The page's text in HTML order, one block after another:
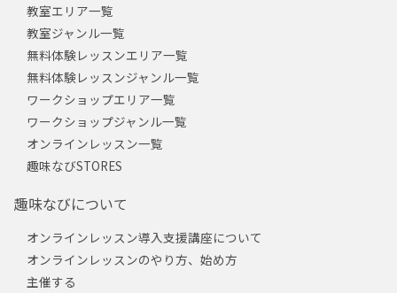
教室エリア一覧
教室ジャンル一覧
無料体験レッスンエリア一覧
無料体験レッスンジャンル一覧
ワークショップエリア一覧
ワークショップジャンル一覧
オンラインレッスン一覧
趣味なびSTORES
趣味なびについて
オンラインレッスン導入支援講座について
オンラインレッスンのやり方、始め方
主催する